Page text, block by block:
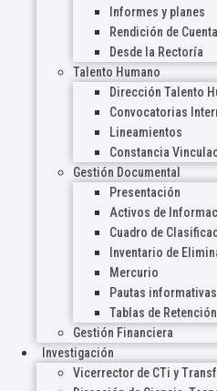
Informes y planes
Rendición de
Desde la Rectoría
Talento Humano
Dirección Talento
Convocatorias
Lineamientos
Constancia
Gestión Documental
Presentación
Activos de
Cuadro de
Inventario de
Mercurio
Pautas informativas
Tablas de Retención
Gestión Financiera
Investigación
Vicerrector de CTi y